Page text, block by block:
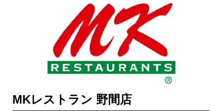
MKレストラン 野間店